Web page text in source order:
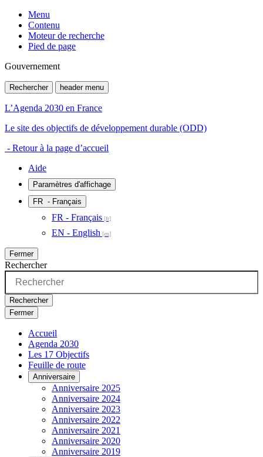
Menu
Contenu
Moteur de recherche
Pied de page
Gouvernement
Rechercher header menu
L’Agenda 2030 en France
Le site des objectifs de développement durable (ODD)
- Retour à la page d’accueil
Aide
Paramètres d'affichage
FR - Français
FR - Français
EN - English
Fermer
Rechercher
Rechercher
Fermer
Accueil
Agenda 2030
Les 17 Objectifs
Feuille de route
Anniversaire
Anniversaire 2025
Anniversaire 2024
Anniversaire 2023
Anniversaire 2022
Anniversaire 2021
Anniversaire 2020
Anniversaire 2019